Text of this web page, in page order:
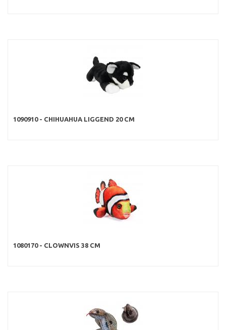
1090910 - CHIHUAHUA LIGGEND 20 CM
1080170 - CLOWNVIS 38 CM